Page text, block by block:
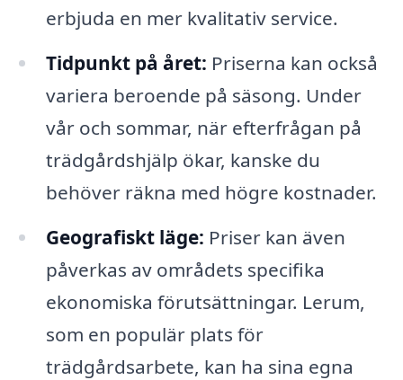
erbjuda en mer kvalitativ service.
Tidpunkt på året: Priserna kan också
variera beroende på säsong. Under
vår och sommar, när efterfrågan på
trädgårdshjälp ökar, kanske du
behöver räkna med högre kostnader.
Geografiskt läge: Priser kan även
påverkas av områdets specifika
ekonomiska förutsättningar. Lerum,
som en populär plats för
trädgårdsarbete, kan ha sina egna